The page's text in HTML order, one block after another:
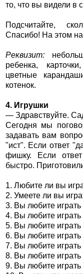
то, что вы видели в
Подсчитайте,
Спасибо! На этом
Реквизит:
ребенка,
цветные
котенок.
4. Игрушки
— Здравствуйте.
Сегодня мы
задавать вам
"ист". Если ответ
фишку. Если
быстро.
1. Любите ли вы
2. Умеете ли вы
3. Вы любите играть
4. Вы любите играть
5. Вы любите играть
6. Вы любите играть
7. Вы любите играть
8. Вы любите
9. Вы любите играть